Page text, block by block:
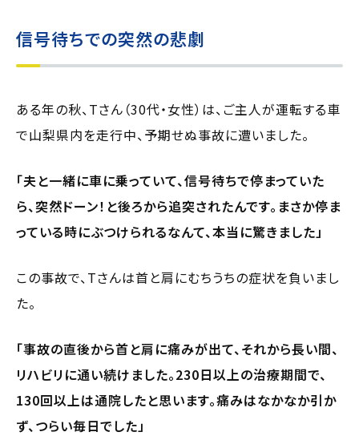
信号待ちでの突然の悲劇
ある年の秋、Tさん（30代・女性）は、ご主人が運転する車
で山梨県内を走行中、予期せぬ事故に遭いました。
「夫と一緒に車に乗っていて、信号待ちで停まっていた
ら、突然ドーン！と後ろから追突されたんです。まさか停ま
っている時にぶつけられるなんて、本当に驚きました」
この事故で、Tさんは首と肩にむちうちの症状を負いまし
た。
「事故の直後から首と肩に痛みが出て、それから長い間、
リハビリに通い続けました。230日以上の治療期間で、
130回以上は通院したと思います。痛みはなかなか引か
ず、つらい毎日でした」